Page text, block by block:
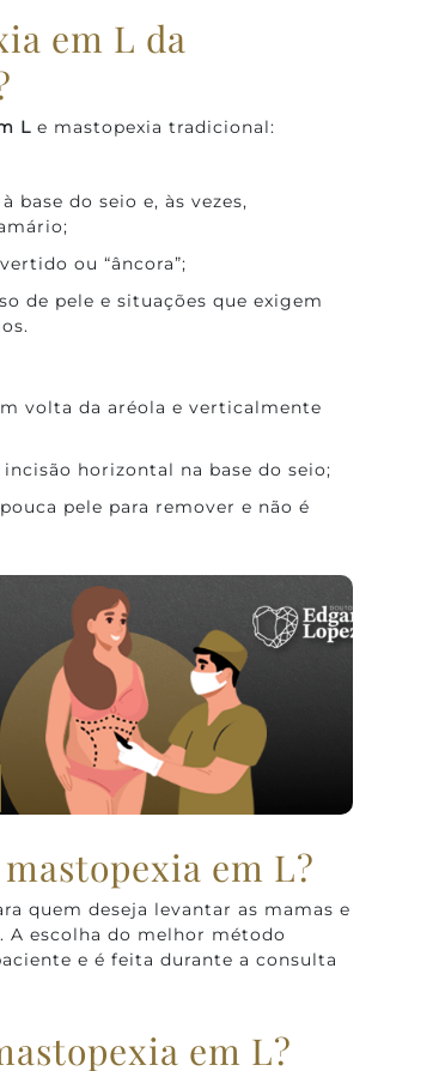
em L da
L e mastopexia tradicional:
base do seio e, às vezes,
ou “âncora”;
de pele e situações que exigem
volta da aréola e verticalmente
horizontal na base do seio;
pele para remover e não é
em L?
quem deseja levantar as mamas e
escolha do melhor método
e é feita durante a consulta
em L?